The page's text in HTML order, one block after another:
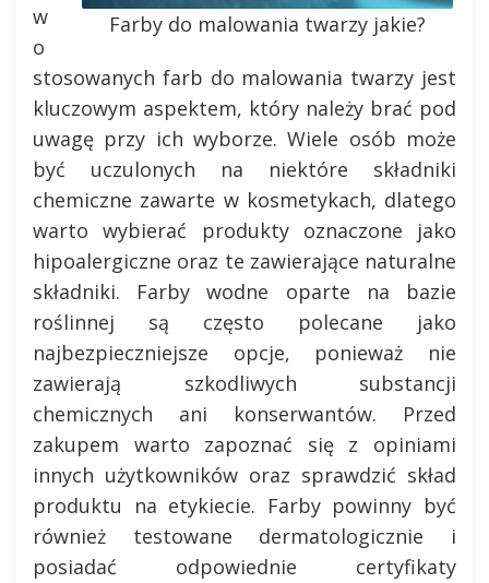
Farby do malowania twarzy jakie?
w
o
stosowanych farb do malowania twarzy jest
kluczowym aspektem, który należy brać pod
uwagę przy ich wyborze. Wiele osób może
być uczulonych na niektóre składniki
chemiczne zawarte w kosmetykach, dlatego
warto wybierać produkty oznaczone jako
hipoalergiczne oraz te zawierające naturalne
składniki. Farby wodne oparte na bazie
roślinnej są często polecane jako
najbezpieczniejsze opcje, ponieważ nie
zawierają szkodliwych substancji
chemicznych ani konserwantów. Przed
zakupem warto zapoznać się z opiniami
innych użytkowników oraz sprawdzić skład
produktu na etykiecie. Farby powinny być
również testowane dermatologicznie i
posiadać odpowiednie certyfikaty